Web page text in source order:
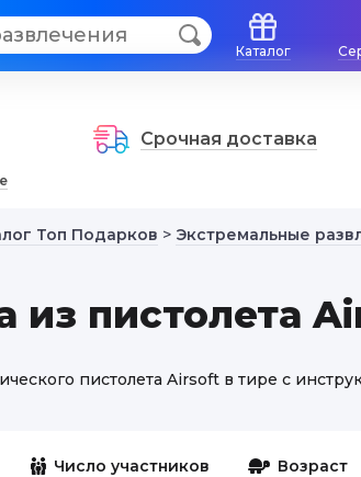
Каталог
Срочная доставка
Топ Подарков > Экстремальные
из пистолета
пистолета Airsoft в тире с
Число участников Возраст